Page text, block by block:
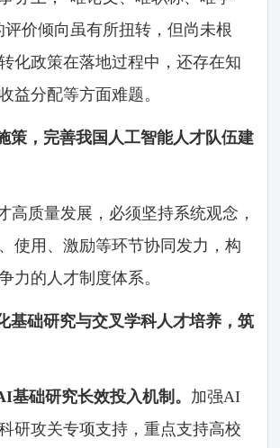
评价倾向虽有所扭转，但尚未根
化政策在落地过程中，还存在知
益分配等方面难题。
策，完善我国人工智能人才队伍建
高质量发展，必须坚持系统观念，
使用、激励等环节协同发力，构
力的人才制度体系。
基础研究与交叉学科人才培养，筑
基础研究长效投入机制。 加强AI
研攻关专项支持，重点支持高校